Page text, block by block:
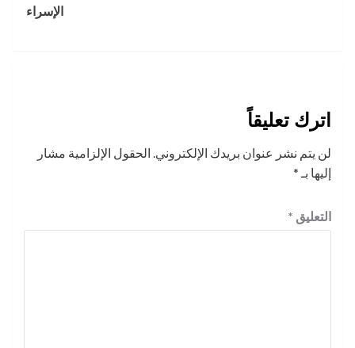
الإسراء
اترك تعليقاً
لن يتم نشر عنوان بريدك الإلكتروني. الحقول الإلزامية مشار
إليها بـ *
التعليق *